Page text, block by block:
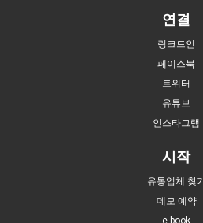
연결
링크드인
페이스북
트위터
유튜브
인스타그램
시작
유통업체 찾기
데모 예약
e-book